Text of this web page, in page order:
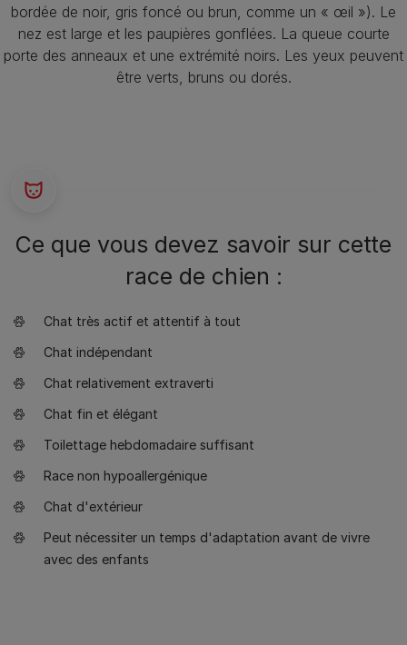
bordée de noir, gris foncé ou brun, comme un « œil »). Le
nez est large et les paupières gonflées. La queue courte
porte des anneaux et une extrémité noirs. Les yeux peuvent
être verts, bruns ou dorés.
Ce que vous devez savoir sur cette
race de chien :
Chat très actif et attentif à tout
Chat indépendant
Chat relativement extraverti
Chat fin et élégant
Toilettage hebdomadaire suffisant
Race non hypoallergénique
Chat d'extérieur
Peut nécessiter un temps d'adaptation avant de vivre
avec des enfants